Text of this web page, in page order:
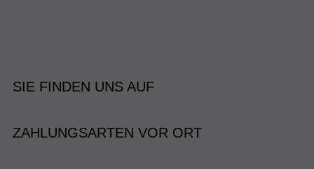
SIE FINDEN UNS AUF
ZAHLUNGSARTEN VOR ORT